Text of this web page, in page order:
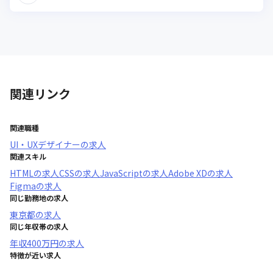
関連リンク
関連職種
UI・UXデザイナーの求人
関連スキル
HTMLの求人CSSの求人JavaScriptの求人Adobe XDの求人
Figmaの求人
同じ勤務地の求人
東京都の求人
同じ年収帯の求人
年収400万円の求人
特徴が近い求人